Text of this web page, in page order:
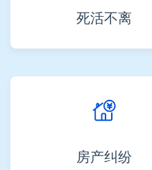
死活不离
房产纠纷